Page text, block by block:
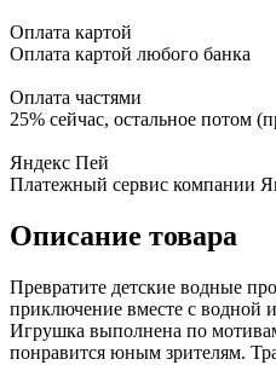
Оплата картой
Оплата картой любого банка
Оплата частями
25% сейчас, остальное потом
Яндекс Пей
Платежный сервис компании
Описание товара
Превратите детские водные
приключение вместе с водной
Игрушка выполнена по
понравится юным зрителям.